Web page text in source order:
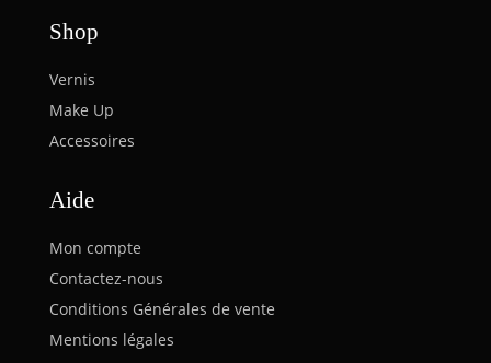
Shop
Vernis
Make Up
Accessoires
Aide
Mon compte
Contactez-nous
Conditions Générales de vente
Mentions légales